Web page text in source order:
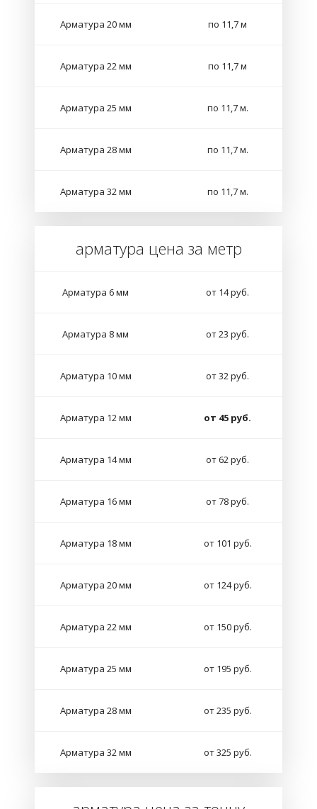
Арматура 20 мм по 11,7 м
Арматура 22 мм по 11,7 м
Арматура 25 мм по 11,7 м.
Арматура 28 мм по 11,7 м.
Арматура 32 мм по 11,7 м.
арматура цена за метр
Арматура 6 мм от 14 руб.
Арматура 8 мм от 23 руб.
Арматура 10 мм от 32 руб.
Арматура 12 мм от 45 руб.
Арматура 14 мм от 62 руб.
Арматура 16 мм от 78 руб.
Арматура 18 мм от 101 руб.
Арматура 20 мм от 124 руб.
Арматура 22 мм от 150 руб.
Арматура 25 мм от 195 руб.
Арматура 28 мм от 235 руб.
Арматура 32 мм от 325 руб.